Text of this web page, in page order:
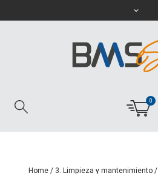
0
Home/ 3. Limpieza y mantenimiento/